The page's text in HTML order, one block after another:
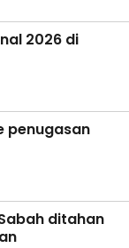
2026 di
penugasan
ditahan